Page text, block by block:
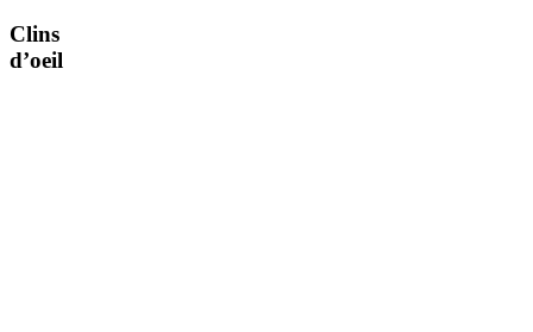
Clins
d’oeil